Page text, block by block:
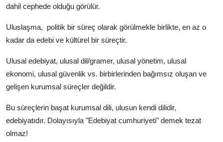
dahil cephede olduğu görülür.
Uluslaşma, politik bir süreç olarak görülmekle birlikte, en az o
kadar da edebi ve kültürel bir süreçtir.
Ulusal edebiyat, ulusal dil/gramer, ulusal yönetim, ulusal
ekonomi, ulusal güvenlik vs. birbirlerinden bağımsız oluşan ve
gelişen kurumsal süreçler değildir.
Bu süreçlerin başat kurumsal dili, ulusun kendi dilidir,
edebiyatıdır. Dolayısıyla "Edebiyat cumhuriyeti" demek tezat
olmaz!